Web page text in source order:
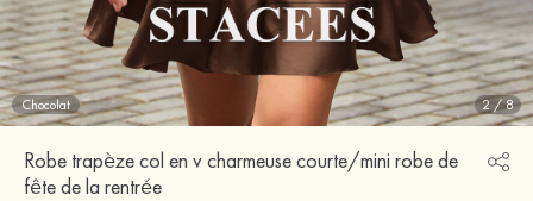
Chocolat 2/8
Robe trapèze col en v charmeuse courte/mini robe de
fête de la rentrée